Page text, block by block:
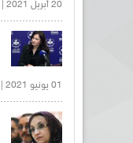
20 أبريل 2021 |
01 يونيو 2021 |